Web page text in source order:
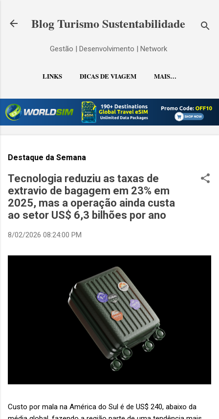
Blog Turismo Sustentabilidade
Gestão | Desenvolvimento | Network
LINKS DICAS DE VIAGEM MAIS…
CONTATO
Destaque da Semana
Tecnologia reduziu as taxas de
extravio de bagagem em 23% em
2025, mas a operação ainda custa
ao setor US$ 6,3 bilhões por ano
8/02/2026 08:24:00 PM
Custo por mala na América do Sul é de US$ 240, abaixo da